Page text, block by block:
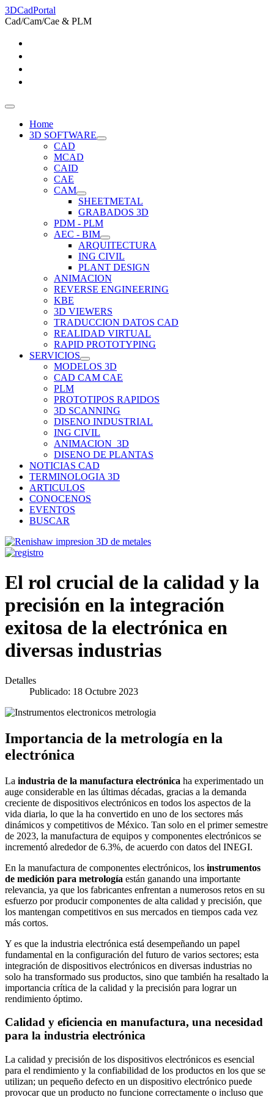
3DCadPortal
Cad/Cam/Cae & PLM
Home
3D SOFTWARE
CAD
MCAD
CAID
CAE
CAM
SHEETMETAL
GRABADOS 3D
PDM - PLM
AEC - BIM
ARQUITECTURA
ING CIVIL
PLANT DESIGN
ANIMACION
REVERSE ENGINEERING
KBE
3D VIEWERS
TRADUCCION DATOS CAD
REALIDAD VIRTUAL
RAPID PROTOTYPING
SERVICIOS
MODELOS 3D
CAD CAM CAE
PLM
PROTOTIPOS RAPIDOS
3D SCANNING
DISENO INDUSTRIAL
ING CIVIL
ANIMACION_3D
DISENO DE PLANTAS
NOTICIAS CAD
TERMINOLOGIA 3D
ARTICULOS
CONOCENOS
EVENTOS
BUSCAR
El rol crucial de la calidad y la
precisión en la integración
exitosa de la electrónica en
diversas industrias
Detalles
Publicado: 18 Octubre 2023
Importancia de la metrología en la
electrónica
La industria de la manufactura electrónica ha experimentado un
auge considerable en las últimas décadas, gracias a la demanda
creciente de dispositivos electrónicos en todos los aspectos de la
vida diaria, lo que la ha convertido en uno de los sectores más
dinámicos y competitivos de México. Tan solo en el primer semestre
de 2023, la manufactura de equipos y componentes electrónicos se
incrementó alrededor de 6.3%, de acuerdo con datos del INEGI.
En la manufactura de componentes electrónicos, los instrumentos
de medición para metrología están ganando una importante
relevancia, ya que los fabricantes enfrentan a numerosos retos en su
esfuerzo por producir componentes de alta calidad y precisión, que
los mantengan competitivos en sus mercados en tiempos cada vez
más cortos.
Y es que la industria electrónica está desempeñando un papel
fundamental en la configuración del futuro de varios sectores; esta
integración de dispositivos electrónicos en diversas industrias no
solo ha transformado sus productos, sino que también ha resaltado la
importancia crítica de la calidad y la precisión para lograr un
rendimiento óptimo.
Calidad y eficiencia en manufactura, una necesidad
para la industria electrónica
La calidad y precisión de los dispositivos electrónicos es esencial
para el rendimiento y la confiabilidad de los productos en los que se
utilizan; un pequeño defecto en un dispositivo electrónico puede
provocar que un producto no funcione correctamente o incluso que